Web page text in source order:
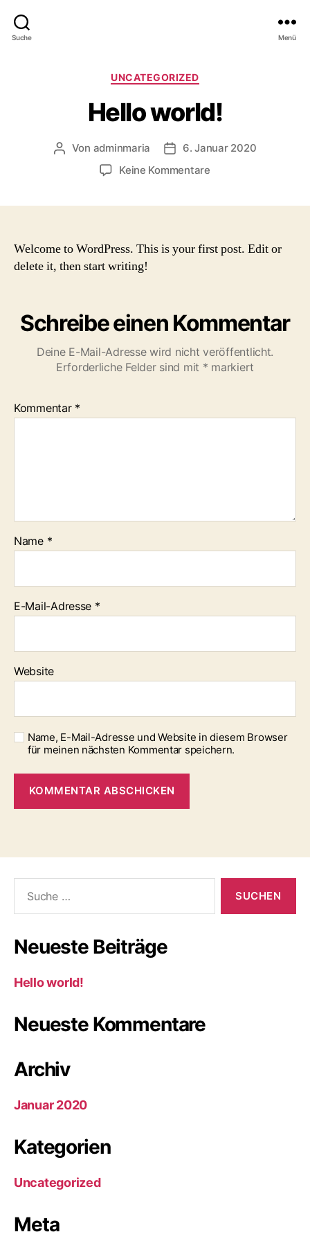
Suche Menü
Kategorien
UNCATEGORIZED
Hello world!
Beitragsautor
Von adminmaria Beitragsdatum
6. Januar 2020
Keine Kommentarezu
Welcome to WordPress. This is your first post. Edit or
delete it, then start writing!
Schreibe einen Kommentar
Deine E-Mail-Adresse wird nicht veröffentlicht.
Erforderliche Felder sind mit * markiert
Kommentar *
Name *
E-Mail-Adresse *
Website
Name, E-Mail-Adresse und Website in diesem Browser
für meinen nächsten Kommentar speichern.
nach:
Neueste Beiträge
Hello world!
Neueste Kommentare
Archiv
Januar 2020
Kategorien
Uncategorized
Meta